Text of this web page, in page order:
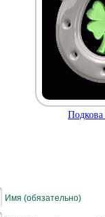
Подкова
Имя (обязательно)